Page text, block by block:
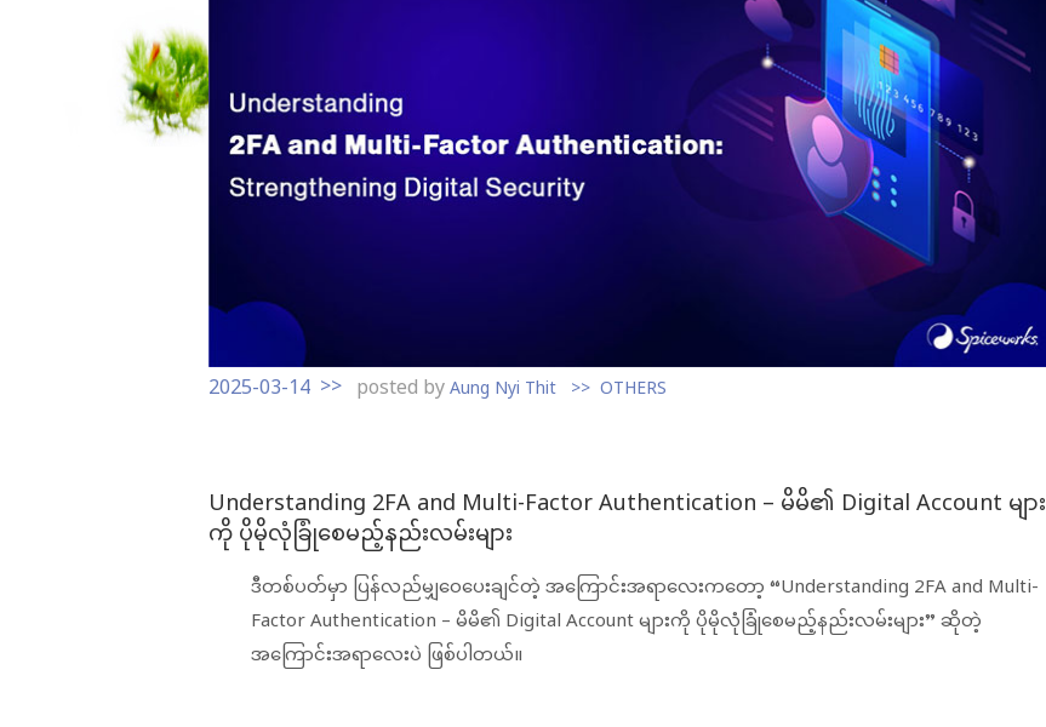
n
2025-03-14
posted byAung Nyi Thit OTHERS
Understanding 2FA and Multi-Factor Authentication – မိမိ၏ Digital Account များ
ကို ပိုမိုလုံခြုံစေမည့်နည်းလမ်းများ
ဒီတစ်ပတ်မှာ ပြန်လည်မျှဝေပေးချင်တဲ့ အကြောင်းအရာလေးကတော့ “Understanding 2FA and Multi-
Factor Authentication – မိမိ၏ Digital Account များကို ပိုမိုလုံခြုံစေမည့်နည်းလမ်းများ” ဆိုတဲ့
အကြောင်းအရာလေးပဲ ဖြစ်ပါတယ်။